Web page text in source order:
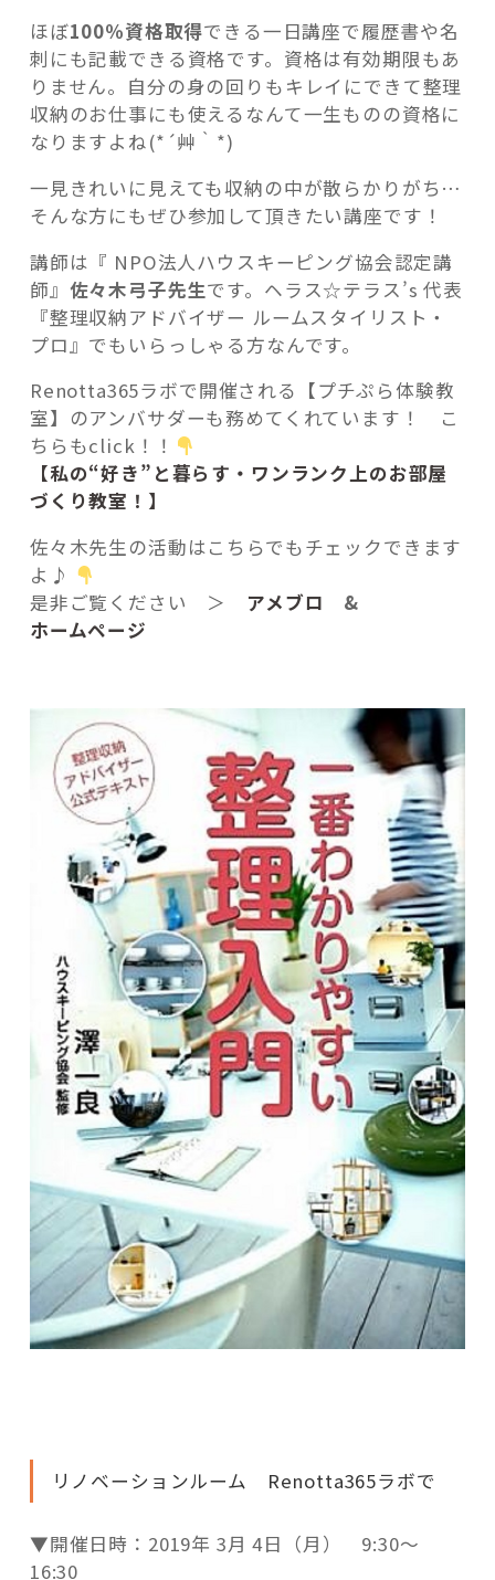
ほぼ100％資格取得できる一日講座で履歴書や名
刺にも記載できる資格です。資格は有効期限もあ
りません。自分の身の回りもキレイにできて整理
収納のお仕事にも使えるなんて一生ものの資格に
なりますよね(*´艸｀*)
一見きれいに見えても収納の中が散らかりがち…
そんな方にもぜひ参加して頂きたい講座です！
講師は『 NPO法人ハウスキーピング協会認定講
師』 佐々木弓子先生です。ヘラス☆テラス’s 代表
『整理収納アドバイザー ルームスタイリスト・
プロ』でもいらっしゃる方なんです。
Renotta365ラボで開催される【プチぷら体験教
室】のアンバサダーも務めてくれています！ こ
ちらもclick！！
【私の“好き”と暮らす・ワンランク上のお部屋
づくり教室！】
佐々木先生の活動はこちらでもチェックできます
よ♪
是非ご覧ください ＞ アメブロ
&
ホームページ
リノベーションルーム Renotta365ラボで
▼開催日時：2019年 3月 4日（月） 9:30～
16:30